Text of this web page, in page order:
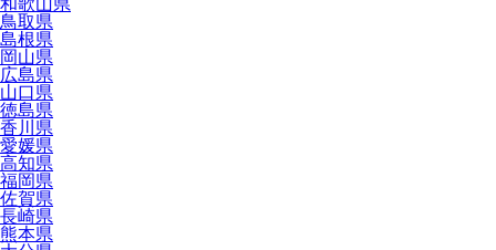
和歌山県
鳥取県
島根県
岡山県
広島県
山口県
徳島県
香川県
愛媛県
高知県
福岡県
佐賀県
長崎県
熊本県